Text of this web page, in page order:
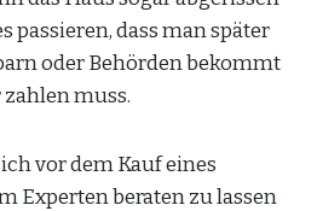
passieren, dass man später
oder Behörden bekommt
muss.
vor dem Kauf eines
Experten beraten zu lassen